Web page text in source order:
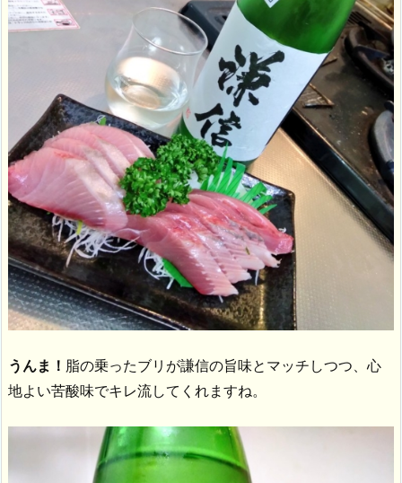
うんま！ 脂の乗ったブリが謙信の旨味とマッチしつつ、心
地よい苦酸味でキレ流してくれますね。